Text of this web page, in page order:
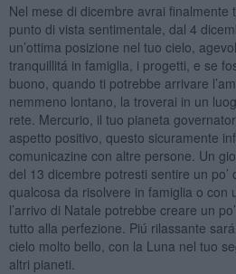
Nel mese di dicembre avrai finalmente
punto di vista sentimentale, dal 4
un’ottima posizione nel tuo cielo,
tranquillitá in famiglia, i progetti, e se
buono, quando ti potrebbe arrivare
nemmeno lontano, la troverai in un
rete. Mercurio, il tuo pianeta
aspetto positivo, questo sicuramente
comunicazine con altre persone. Un
del 13 dicembre potresti sentire un
qualcosa da risolvere in famiglia o con
l’arrivo di Natale potrebbe creare un
tutto alla perfezione. Piú rilassante
cielo molto bello, con la Luna nel tuo
altri pianeti.